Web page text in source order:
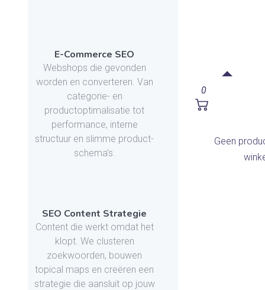
E-Commerce SEO
Webshops die gevonden
worden en converteren. Van
categorie- en
productoptimalisatie tot
performance, interne
structuur en slimme product-
schema’s.
SEO Content Strategie
Content die werkt omdat het
klopt. We clusteren
zoekwoorden, bouwen
topical maps en creëren een
strategie die aansluit op jouw
0
Geen